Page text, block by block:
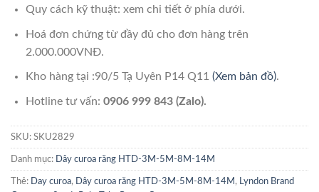
Quy cách kỹ thuật: xem chi tiết ở phía dưới.
Hoá đơn chứng từ đầy đủ cho đơn hàng trên
2.000.000VNĐ.
Kho hàng tại :90/5 Tạ Uyên P14 Q11 (Xem bản đồ).
Hotline tư vấn: 0906 999 843 (Zalo).
SKU: SKU2829
Danh mục: Dây curoa răng HTD-3M-5M-8M-14M
Thẻ: Day curoa, Dây curoa răng HTD-3M-5M-8M-14M ,
Lyndon Brand